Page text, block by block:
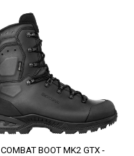
COMBAT BOOT MK2 GTX -